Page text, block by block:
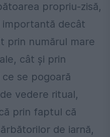
propriu-zisă,
importantă decât
prin numărul mare
cât şi prin
se pogoară
vedere ritual,
prin faptul că
de iarnă,